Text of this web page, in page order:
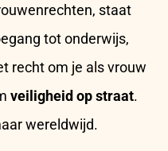
staat
tot onderwijs,
recht om je als vrouw
veiligheid op straat.
wereldwijd.